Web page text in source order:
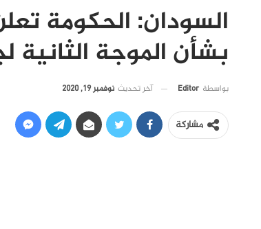
السودان: الحكومة
بشأن الموجة الثانية
بواسطة Editor آخر تحديث نوفمبر 19, 2020
مشاركة